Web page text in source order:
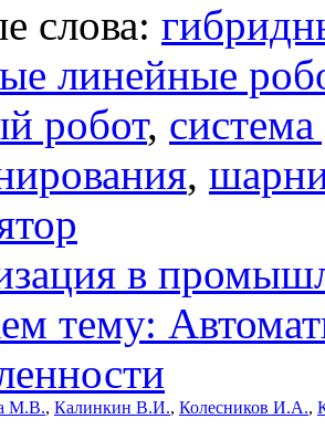
слова:
линейные
робот,
,
в
тему:
М.В., Калинкин В.И., Колесников И.А.,